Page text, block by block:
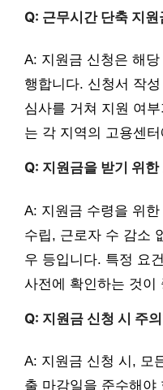
Q: 근무시간 단축 지
A: 지원금 신청은 해
행합니다. 신청서 작
심사를 거쳐 지원 여
는 각 지역의 고용센
Q: 지원금을 받기 위
A: 지원금 수령을 위
수립, 근로자 수 감소
우 등입니다. 특정 요
사전에 확인하는 것이
Q: 지원금 신청 시 주
A: 지원금 신청 시, 모
출 마감일을 준수해야